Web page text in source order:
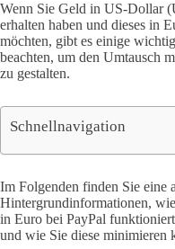
Wenn Sie Geld in US-Dollar
erhalten haben und dieses in
möchten, gibt es einige
beachten, um den Umtausch
zu gestalten.
Schnellnavigation
Im Folgenden finden Sie eine
Hintergrundinformationen,
in Euro bei PayPal
und wie Sie diese minimieren